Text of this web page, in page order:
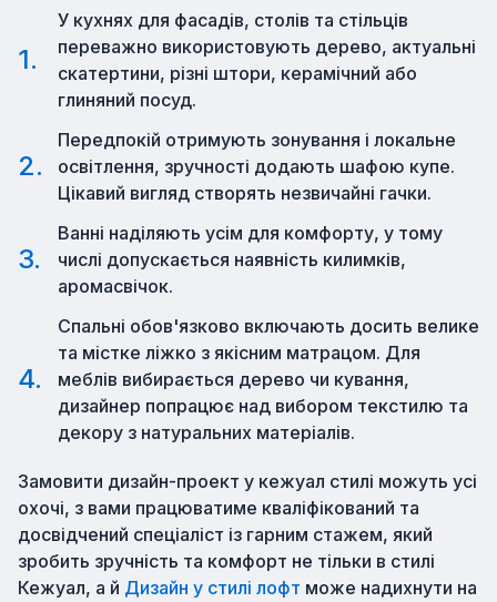
У кухнях для фасадів, столів та стільців
переважно використовують дерево, актуальні
скатертини, різні штори, керамічний або
глиняний посуд.
Передпокій отримують зонування і локальне
освітлення, зручності додають шафою купе.
Цікавий вигляд створять незвичайні гачки.
Ванні наділяють усім для комфорту, у тому
числі допускається наявність килимків,
аромасвічок.
Спальні обов'язково включають досить велике
та містке ліжко з якісним матрацом. Для
меблів вибирається дерево чи кування,
дизайнер попрацює над вибором текстилю та
декору з натуральних матеріалів.
Замовити дизайн-проект у кежуал стилі можуть усі
охочі, з вами працюватиме кваліфікований та
досвідчений спеціаліст із гарним стажем, який
зробить зручність та комфорт не тільки в стилі
Кежуал, а й Дизайн у стилі лофт може надихнути на